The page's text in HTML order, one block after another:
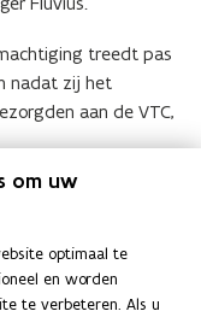
treedt pas
nadat zij het
aan de VTC,
uit de LED ook
conform de
dan ook dat
tot de LED wanneer
en
om uw
optimaal te
en worden
te verbeteren. Als u